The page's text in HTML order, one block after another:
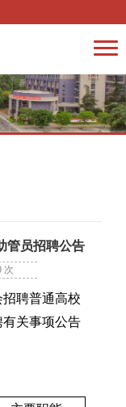
管员招聘公告
次
聘普通高校
有关事项公告